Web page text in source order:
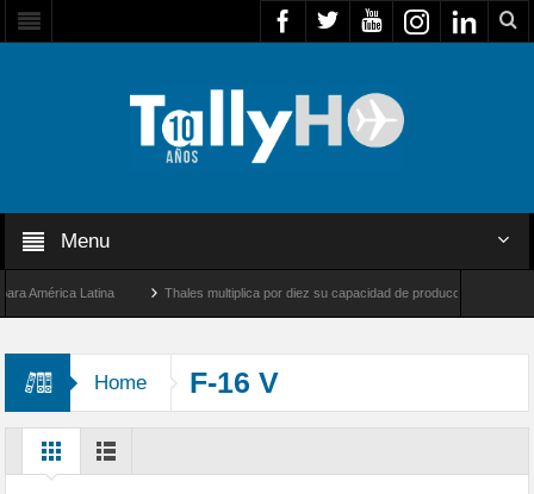
Menu
Latina Thales multiplica por diez su capacidad de producción de radares en
Home F-16 V